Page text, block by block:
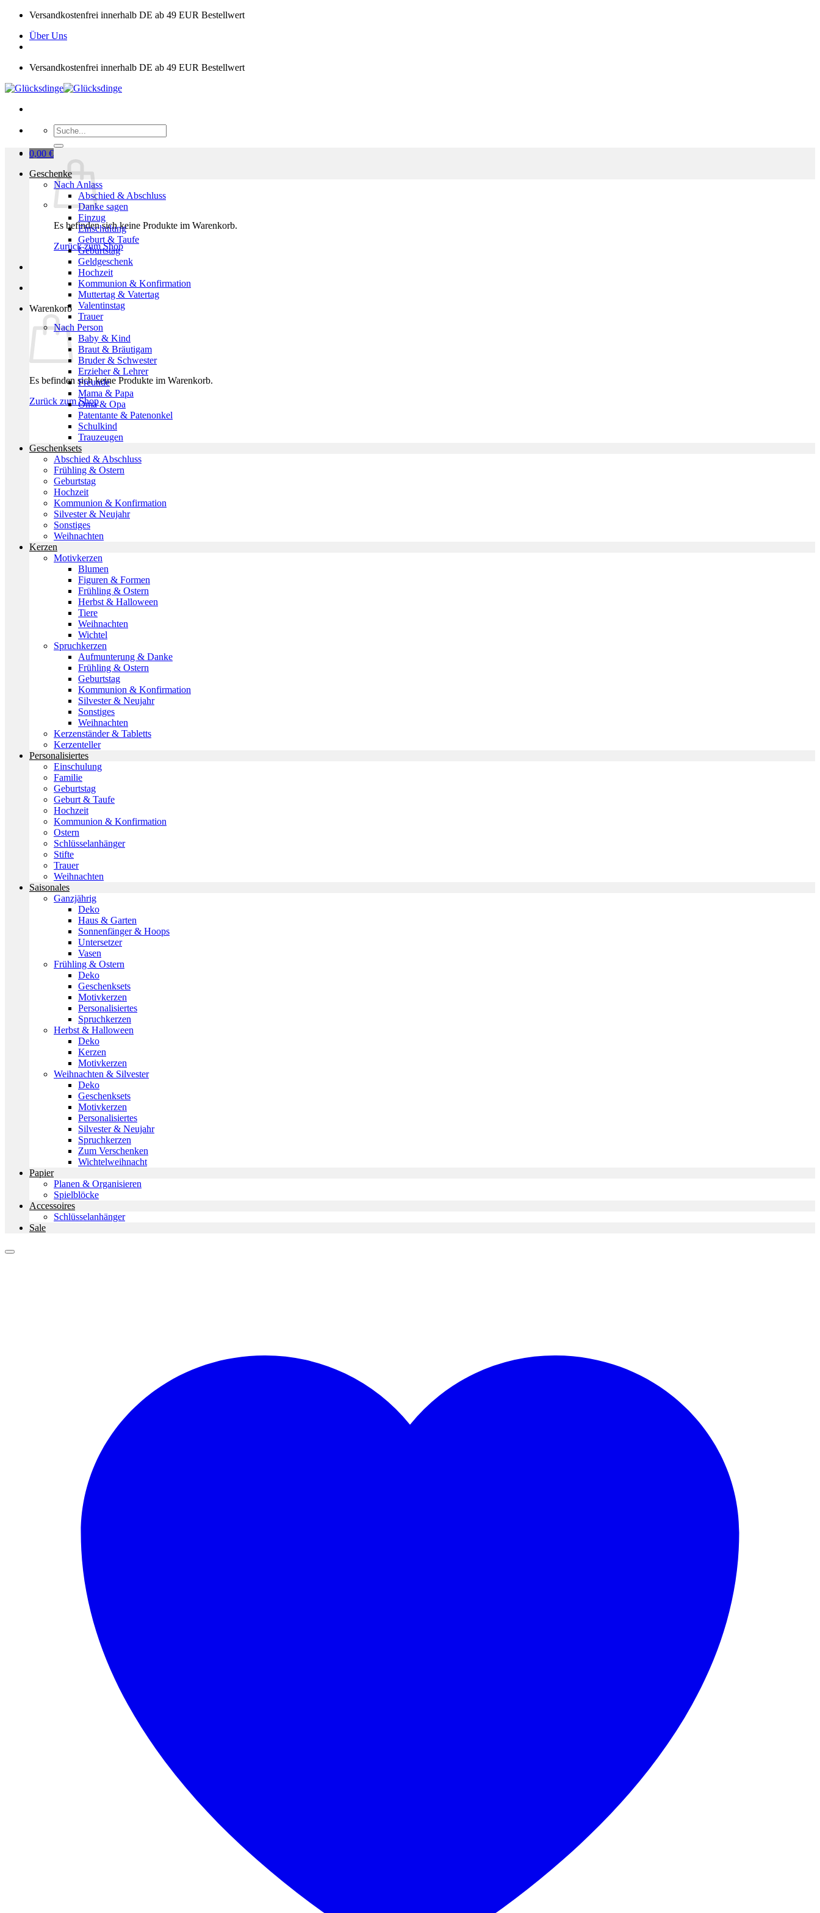
Zum
springen
Versandkostenfrei innerhalb DE ab 49 EUR Bestellwert
Über Uns
Versandkostenfrei innerhalb DE ab 49 EUR Bestellwert
Suchen
nach:
0,00 €
Es befinden sich keine Produkte im Warenkorb.
Zurück zum Shop
Warenkorb
Es befinden sich keine Produkte im Warenkorb.
Zurück zum Shop
Geschenke
Nach Anlass
Abschied & Abschluss
Danke sagen
Einzug
Einschulung
Geburt & Taufe
Geburtstag
Geldgeschenk
Hochzeit
Kommunion & Konfirmation
Muttertag & Vatertag
Valentinstag
Trauer
Nach Person
Baby & Kind
Braut & Bräutigam
Bruder & Schwester
Erzieher & Lehrer
Freunde
Mama & Papa
Oma & Opa
Patentante & Patenonkel
Schulkind
Trauzeugen
Geschenksets
Abschied & Abschluss
Frühling & Ostern
Geburtstag
Hochzeit
Kommunion & Konfirmation
Silvester & Neujahr
Sonstiges
Weihnachten
Kerzen
Motivkerzen
Blumen
Figuren & Formen
Frühling & Ostern
Herbst & Halloween
Tiere
Weihnachten
Wichtel
Spruchkerzen
Aufmunterung & Danke
Frühling & Ostern
Geburtstag
Kommunion & Konfirmation
Silvester & Neujahr
Sonstiges
Weihnachten
Kerzenständer & Tabletts
Kerzenteller
Personalisiertes
Einschulung
Familie
Geburtstag
Geburt & Taufe
Hochzeit
Kommunion & Konfirmation
Ostern
Schlüsselanhänger
Stifte
Trauer
Weihnachten
Saisonales
Ganzjährig
Deko
Haus & Garten
Sonnenfänger & Hoops
Untersetzer
Vasen
Frühling & Ostern
Deko
Geschenksets
Motivkerzen
Personalisiertes
Spruchkerzen
Herbst & Halloween
Deko
Kerzen
Motivkerzen
Weihnachten & Silvester
Deko
Geschenksets
Motivkerzen
Personalisiertes
Silvester & Neujahr
Spruchkerzen
Zum Verschenken
Wichtelweihnacht
Papier
Planen & Organisieren
Spielblöcke
Accessoires
Schlüsselanhänger
Sale